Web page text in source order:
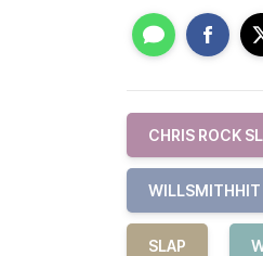
CHRIS ROCK
WILLSMITHHIT
SLAP